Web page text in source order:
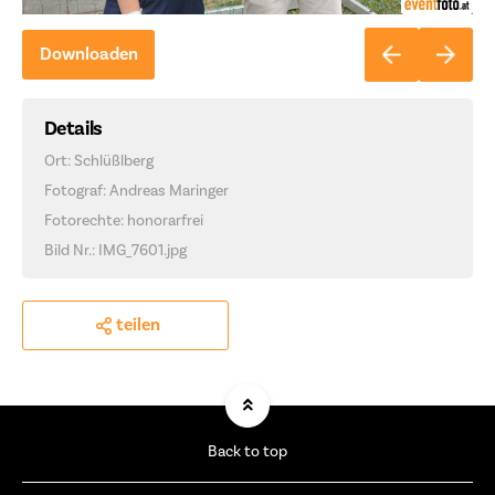
Downloaden
Details
Ort: Schlüßlberg
Fotograf: Andreas Maringer
Fotorechte: honorarfrei
Bild Nr.: IMG_7601.jpg
teilen
Back to top